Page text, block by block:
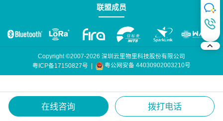
联盟成员
Copyright ©2007-2026 深圳云里物里科技股份有限公司
粤ICP备17150827号 | 粤公网安备 44030902003210号
在线咨询 拨打电话